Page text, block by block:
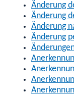
Änderung
Änderung
Änderung
Änderung